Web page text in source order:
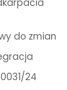
do zmian
0031/24